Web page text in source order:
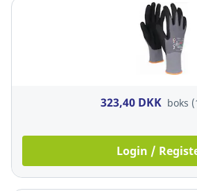
323,40 DKK boks
Login /